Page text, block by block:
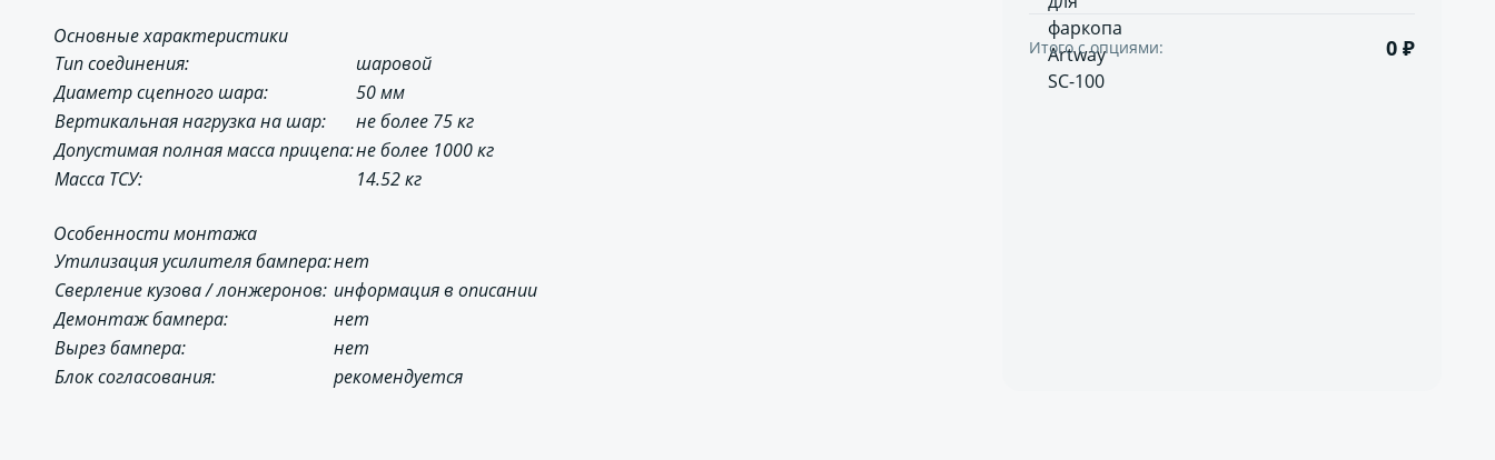
Основные характеристики
Тип соединения:
шаровой
Диаметр сцепного шара:
50 мм
Вертикальная нагрузка на шар:
не более 75 кг
Допустимая полная масса прицепа:не более 1000 кг
Масса ТСУ:
14.52 кг
Особенности монтажа
Утилизация усилителя бампера:нет
Сверление кузова / лонжеронов: информация в описании
Демонтаж бампера:
нет
Вырез бампера:
нет
Блок согласования:
рекомендуется
Итого с опциями: 0 ₽